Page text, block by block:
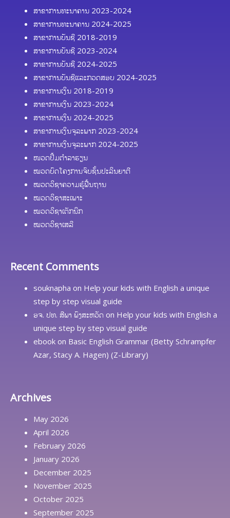
ສາຂາການທະນາຄານ 2023-2024
ສາຂາການທະນາຄານ 2024-2025
ສາຂາການບັນຊີ 2018-2019
ສາຂາການບັນຊີ 2023-2024
ສາຂາການບັນຊີ 2024-2025
ສາຂາການບັນຊີແລະກວດສອບ 2024-2025
ສາຂາການເງິນ 2018-2019
ສາຂາການເງິນ 2023-2024
ສາຂາການເງິນ 2024-2025
ສາຂາການເງິນຈຸລະພາກ 2023-2024
ສາຂາການເງິນຈຸລະພາກ 2024-2025
ໜວດປຶ້ມຕຳລາຮຽນ
ໝວດບົດໂຄງການຈົບຊັ້ນປະລິນຍາຕີ
ໝວດວິຊາຄວາມຮູ້ຟື້ນຖານ
ໝວດວິຊາສະເພາະ
ໝວດວິຊາເຕັກນິກ
ໝວດວິຊາເສລີ
Recent Comments
souknapha on Help your kids with English a unique
step by step visual guide
ອຈ. ປທ. ສີພາ ພົງສະຫວັດ on Help your kids with English a
unique step by step visual guide
ebook on Basic English Grammar (Betty Schrampfer
Azar, Stacy A. Hagen) (Z-Library)
Archives
May 2026
April 2026
February 2026
January 2026
December 2025
November 2025
October 2025
September 2025